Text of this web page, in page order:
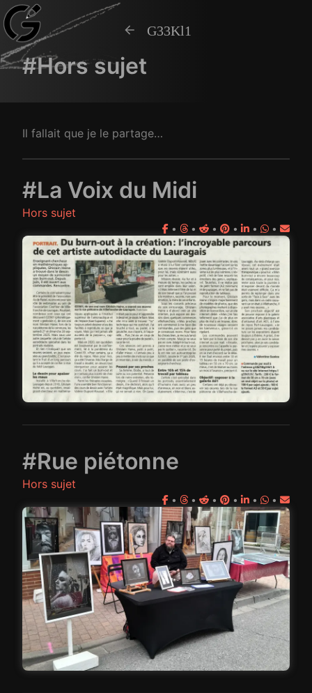
G33Kl1
#Hors sujet
Il fallait que je le partage…
#La Voix du Midi
Hors sujet
• • • • • •
#Rue piétonne
Hors sujet
• • • • • •